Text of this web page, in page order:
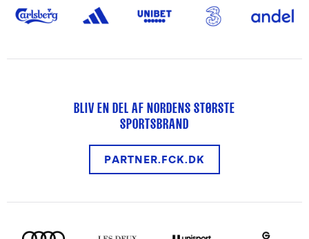
BLIV EN DEL AF NORDENS STØRSTE
SPORTSBRAND
PARTNER.FCK.DK